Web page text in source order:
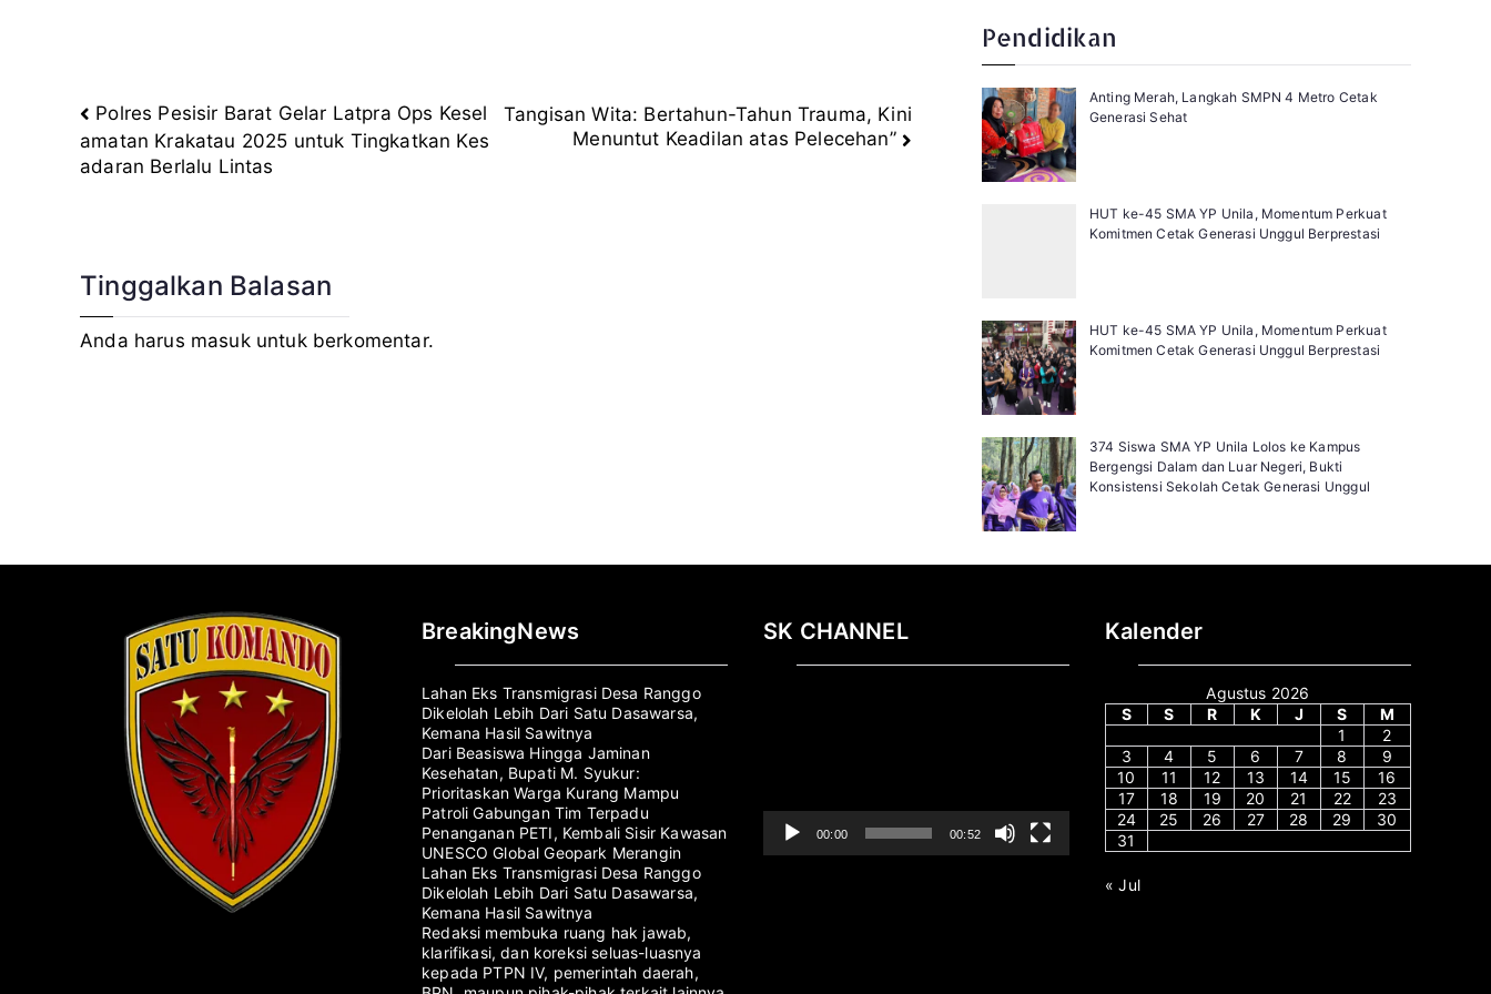
Navigasi
Polres Pesisir Barat Gelar Latpra Ops Kesel
amatan Krakatau 2025 untuk Tingkatkan Kes
adaran Berlalu Lintas
Tangisan Wita: Bertahun-Tahun Trauma, Kini
Menuntut Keadilan atas Pelecehan”
Tinggalkan Balasan
Anda harus masukuntuk berkomentar.
:Pendidikan
Anting Merah, Langkah SMPN 4 Metro Cetak
Generasi Sehat
HUT ke-45 SMA YP Unila, Momentum Perkuat
Komitmen Cetak Generasi Unggul Berprestasi
HUT ke-45 SMA YP Unila, Momentum Perkuat
Komitmen Cetak Generasi Unggul Berprestasi
374 Siswa SMA YP Unila Lolos ke Kampus
Bergengsi Dalam dan Luar Negeri, Bukti
Konsistensi Sekolah Cetak Generasi Unggul
BreakingNews
Lahan Eks Transmigrasi Desa Ranggo
Dikelolah Lebih Dari Satu Dasawarsa,
Kemana Hasil Sawitnya
Dari Beasiswa Hingga Jaminan
Kesehatan, Bupati M. Syukur:
Prioritaskan Warga Kurang Mampu
Patroli Gabungan Tim Terpadu
Penanganan PETI, Kembali Sisir Kawasan
UNESCO Global Geopark Merangin
Lahan Eks Transmigrasi Desa Ranggo
Dikelolah Lebih Dari Satu Dasawarsa,
Kemana Hasil Sawitnya
Redaksi membuka ruang hak jawab,
klarifikasi, dan koreksi seluas-luasnya
kepada PTPN IV, pemerintah daerah,
SK CHANNEL
00:00 00:52
Kalender
Agustus 2026
S
S R K J S
M
1
2
3
4 5 6 7 8
9
10
11 12 13 14 15
16
17
18 19 20 21 22
23
24
25 26 27 28 29
30
31
« Jul